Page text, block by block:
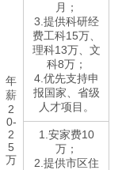
年
薪
2
0-
2
5
万
月；
3.提供科研经
费工科15万、
理科13万、文
科8万；
4.优先支持申
报国家、省级
人才项目。
1.安家费10
万；
2.提供市区住